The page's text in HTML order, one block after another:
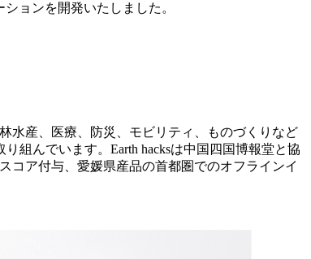
ョンを開発いたしました。
水産、医療、防災、モビリティ、ものづくりなど
組んでいます。Earth hacksは中国四国博報堂と協
コア付与、愛媛県産品の首都圏でのオフラインイ